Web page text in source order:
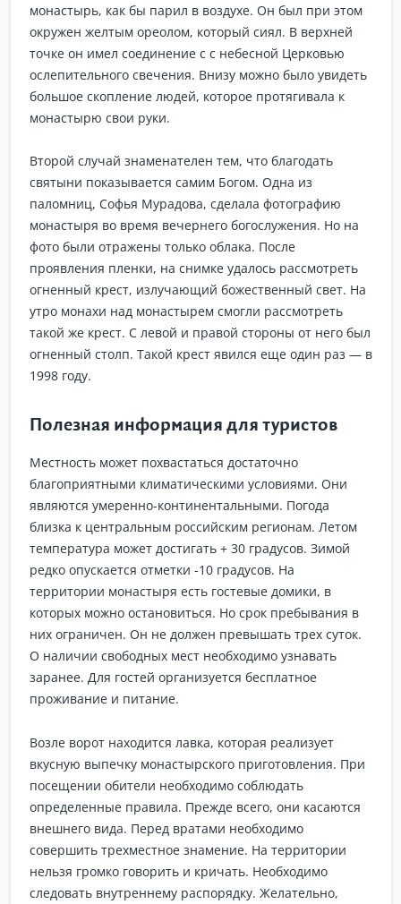
монастырь, как бы парил в воздухе. Он был при этом
окружен желтым ореолом, который сиял. В верхней
точке он имел соединение с с небесной Церковью
ослепительного свечения. Внизу можно было увидеть
большое скопление людей, которое протягивала к
монастырю свои руки.
Второй случай знаменателен тем, что благодать
святыни показывается самим Богом. Одна из
паломниц, Софья Мурадова, сделала фотографию
монастыря во время вечернего богослужения. Но на
фото были отражены только облака. После
проявления пленки, на снимке удалось рассмотреть
огненный крест, излучающий божественный свет. На
утро монахи над монастырем смогли рассмотреть
такой же крест. С левой и правой стороны от него был
огненный столп. Такой крест явился еще один раз — в
1998 году.
Полезная информация для туристов
Местность может похвастаться достаточно
благоприятными климатическими условиями. Они
являются умеренно-континентальными. Погода
близка к центральным российским регионам. Летом
температура может достигать + 30 градусов. Зимой
редко опускается отметки -10 градусов. На
территории монастыря есть гостевые домики, в
которых можно остановиться. Но срок пребывания в
них ограничен. Он не должен превышать трех суток.
О наличии свободных мест необходимо узнавать
заранее. Для гостей организуется бесплатное
проживание и питание.
Возле ворот находится лавка, которая реализует
вкусную выпечку монастырского приготовления. При
посещении обители необходимо соблюдать
определенные правила. Прежде всего, они касаются
внешнего вида. Перед вратами необходимо
совершить трехместное знамение. На территории
нельзя громко говорить и кричать. Необходимо
следовать внутреннему распорядку. Желательно,